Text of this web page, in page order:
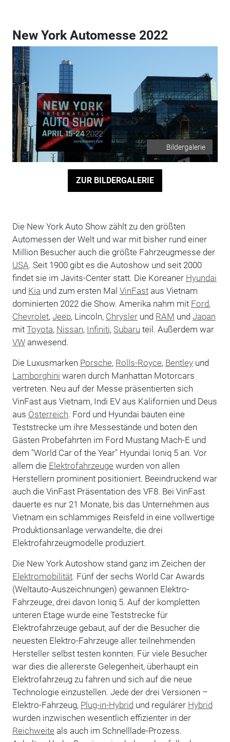
New York Automesse 2022
Bildergalerie
ZUR BILDERGALERIE
Die New York Auto Show zählt zu den größten
Automessen der Welt und war mit bisher rund einer
Million Besucher auch die größte Fahrzeugmesse der
USA. Seit 1900 gibt es die Autoshow und seit 2000
findet sie im Javits-Center statt. Die Koreaner Hyundai
und Kia und zum ersten Mal VinFastaus Vietnam
dominierten 2022 die Show. Amerika nahm mit Ford,
Chevrolet, Jeep, Lincoln, Chryslerund RAM und Japan
mit Toyota, Nissan, Infiniti, Subaru teil. Außerdem war
VWanwesend.
Die Luxusmarken Porsche, Rolls-Royce, Bentleyund
Lamborghini waren durch Manhattan Motorcars
vertreten. Neu auf der Messe präsentierten sich
VinFast aus Vietnam, Indi EV aus Kalifornien und Deus
aus Österreich. Ford und Hyundai bauten eine
Teststrecke um ihre Messestände und boten den
Gästen Probefahrten im Ford Mustang Mach-E und
dem "World Car of the Year" Hyundai Ioniq 5 an. Vor
allem die Elektrofahrzeuge wurden von allen
Herstellern prominent positioniert. Beeindruckend war
auch die VinFast Präsentation des VF8. Bei VinFast
dauerte es nur 21 Monate, bis das Unternehmen aus
Vietnam ein schlammiges Reisfeld in eine vollwertige
Produktionsanlage verwandelte, die drei
Elektrofahrzeugmodelle produziert.
Die New York Autoshow stand ganz im Zeichen der
Elektromobilität. Fünf der sechs World Car Awards
(Weltauto-Auszeichnungen) gewannen Elektro-
Fahrzeuge, drei davon Ioniq 5. Auf der kompletten
unteren Etage wurde eine Teststrecke für
Elektrofahrzeuge gebaut, auf der die Besucher die
neuesten Elektro-Fahrzeuge aller teilnehmenden
Hersteller selbst testen konnten. Für viele Besucher
war dies die allererste Gelegenheit, überhaupt ein
Elektrofahrzeug zu fahren und sich auf die neue
Technologie einzustellen. Jede der drei Versionen –
Elektro-Fahrzeug, Plug-in-Hybrid und regulärer Hybrid
wurden inzwischen wesentlich effizienter in der
Reichweite als auch im Schnelllade-Prozess.